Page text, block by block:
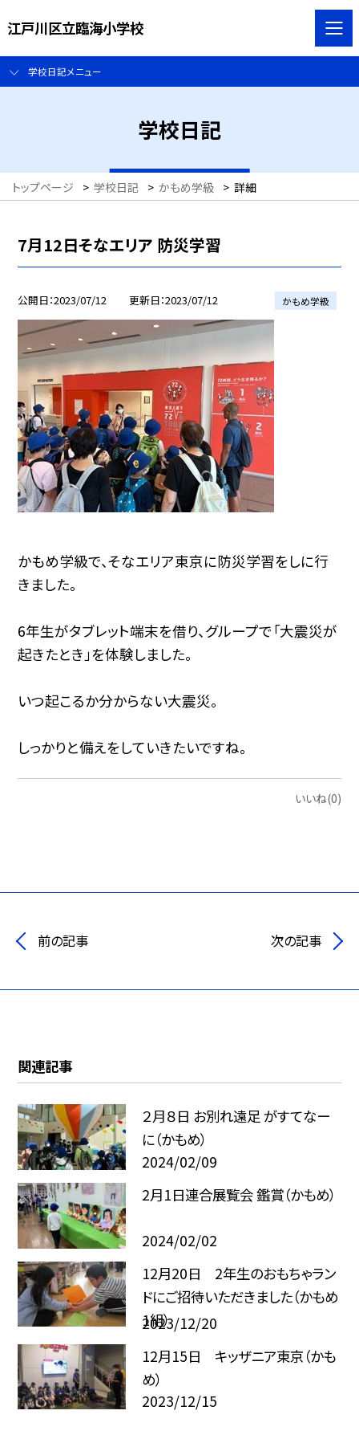
江戸川区立臨海小学校
学校日記メニュー
学校日記
トップページ > 学校日記 > かもめ学級 > 詳細
7月12日そなエリア 防災学習
公開日 2023/07/12 更新日 2023/07/12 かもめ学級
かもめ学級で、そなエリア東京に防災学習をしに行
きました。
6年生がタブレット端末を借り、グループで「大震災が
起きたとき」を体験しました。
いつ起こるか分からない大震災。
しっかりと備えをしていきたいですね。
いいね(0)
前の記事 次の記事
関連記事
２月８日 お別れ遠足 がすてなー
に（かもめ）
2024/02/09
2月1日連合展覧会 鑑賞（かもめ）
2024/02/02
12月20日 2年生のおもちゃラン
ドにご招待いただきました（かもめ
1組）
2023/12/20
12月15日 キッザニア東京（かも
め）
2023/12/15